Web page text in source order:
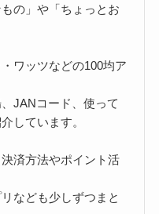
の」や「ちょっとお
ワッツなどの100均ア
JANコード、使って
しています。
済方法やポイント活
なども少しずつまと